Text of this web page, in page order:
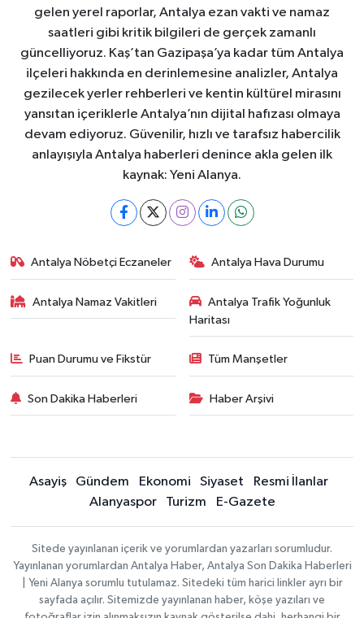
gelen yerel raporlar, Antalya ezan vakti ve namaz
saatleri gibi kritik bilgileri de gerçek zamanlı
güncelliyoruz. Kaş’tan Gazipaşa’ya kadar tüm Antalya
ilçeleri hakkında en derinlemesine analizler, Antalya
gezilecek yerler rehberleri ve kentin kültürel mirasını
yansıtan içeriklerle Antalya’nın dijital hafızası olmaya
devam ediyoruz. Güvenilir, hızlı ve tarafsız habercilik
anlayışıyla Antalya haberleri denince akla gelen ilk
kaynak: Yeni Alanya.
Antalya Nöbetçi Eczaneler Antalya Hava Durumu
Antalya Namaz Vakitleri
Antalya Trafik Yoğunluk
Haritası
Puan Durumu ve Fikstür Tüm Manşetler
Son Dakika Haberleri Haber Arşivi
Asayiş Gündem Ekonomi Siyaset
Resmi İlanlar
Alanyaspor
Turizm E-Gazete
Sitede yayınlanan içerik ve yorumlardan yazarları sorumludur.
Yayınlanan yorumlardan Antalya Haber, Antalya Son Dakika Haberleri
| Yeni Alanya sorumlu tutulamaz. Sitedeki tüm harici linkler ayrı bir
sayfada açılır. Sitemizde yayınlanan haber, köşe yazıları ve